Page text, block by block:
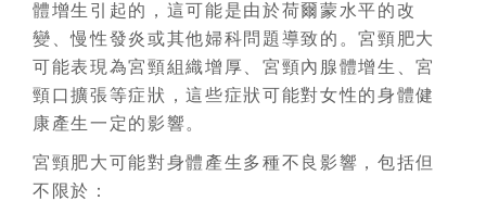
體增生引起的，這可能是由於荷爾蒙水平的改
變、慢性發炎或其他婦科問題導致的。宮頸肥大
可能表現為宮頸組織增厚、宮頸內腺體增生、宮
頸口擴張等症狀，這些症狀可能對女性的身體健
康產生一定的影響。
宮頸肥大可能對身體產生多種不良影響，包括但
不限於：